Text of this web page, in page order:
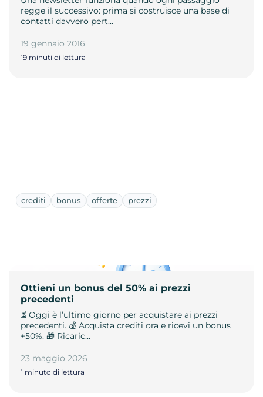
regge il successivo: prima si costruisce una base di
contatti davvero pert…
19 gennaio 2016
19 minuti di lettura
crediti bonus offerte prezzi
Ottieni un bonus del 50% ai prezzi
precedenti
⏳ Oggi è l’ultimo giorno per acquistare ai prezzi
precedenti. 💰 Acquista crediti ora e ricevi un bonus
+50%. 🎁 Ricaric…
23 maggio 2026
1 minuto di lettura